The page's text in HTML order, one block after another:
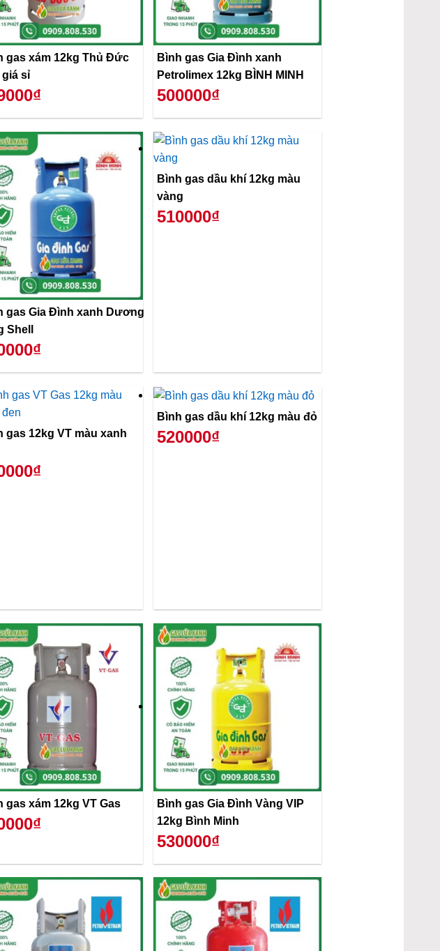
gas xám 12kg Thủ Đức
giá sỉ
Bình gas Gia Đình xanh
Petrolimex 12kg BÌNH MINH
500000₫
gas Gia Đình xanh Dương
Shell
Bình gas dầu khí 12kg màu
vàng
510000₫
gas 12kg VT màu xanh
Bình gas dầu khí 12kg màu đỏ
520000₫
gas xám 12kg VT Gas
Bình gas Gia Đình Vàng VIP
12kg Bình Minh
530000₫